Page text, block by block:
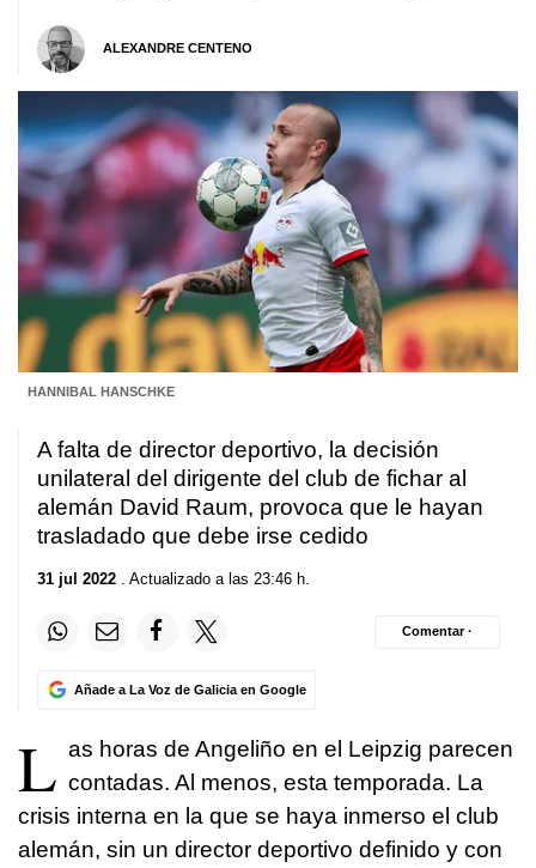
ALEXANDRE CENTENO
HANNIBAL HANSCHKE
A falta de director deportivo, la decisión
unilateral del dirigente del club de fichar al
alemán David Raum, provoca que le hayan
trasladado que debe irse cedido
31 jul 2022 . Actualizado a las 23:46 h.
Añade a La Voz de Galicia en Google
Comentar ·
L as horas de Angeliño en el Leipzig parecen
contadas. Al menos, esta temporada. La
crisis interna en la que se haya inmerso el club
alemán, sin un director deportivo definido y con